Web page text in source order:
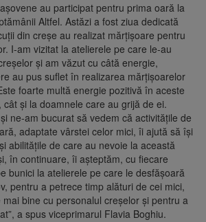
au participat pentru prima oară la
Altfel. Astăzi a fost ziua dedicată
din creșe au realizat mărțișoare pentru
I-am vizitat la atelierele pe care le-au
și am văzut cu câtă energie,
au pus suflet în realizarea mărțișoarelor
foarte multă energie pozitivă în aceste
și la doamnele care au grijă de ei.
ne-am bucurat să vedem că activitățile de
adaptate vârstei celor mici, îi ajută să își
abilitățile de care au nevoie la această
în continuare, îi așteptăm, cu fiecare
bunici la atelierele pe care le desfășoară
pentru a petrece timp alături de cei mici,
bine cu personalul creșelor și pentru a
a spus viceprimarul Flavia Boghiu.